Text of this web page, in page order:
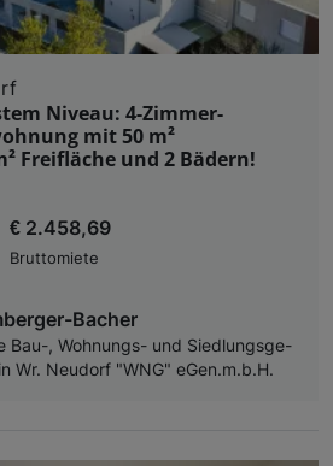
Niveau: 4-Zimmer-
mit 50 m²
Freifläche und 2 Bädern!
€ 2.458,69
Bruttomiete
Bacher
Bau-, Woh­nungs- und Sied­lungs­ge­
Wr. Neu­dorf "WNG" eGen.m.b.H.